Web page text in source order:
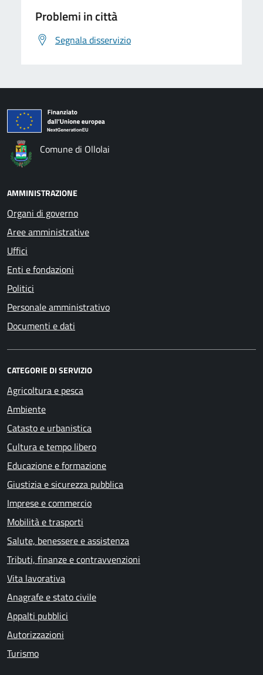
Problemi in città
Segnala disservizio
Comune di Ollolai
AMMINISTRAZIONE
Organi di governo
Aree amministrative
Uffici
Enti e fondazioni
Politici
Personale amministrativo
Documenti e dati
CATEGORIE DI SERVIZIO
Agricoltura e pesca
Ambiente
Catasto e urbanistica
Cultura e tempo libero
Educazione e formazione
Giustizia e sicurezza pubblica
Imprese e commercio
Mobilità e trasporti
Salute, benessere e assistenza
Tributi, finanze e contravvenzioni
Vita lavorativa
Anagrafe e stato civile
Appalti pubblici
Autorizzazioni
Turismo